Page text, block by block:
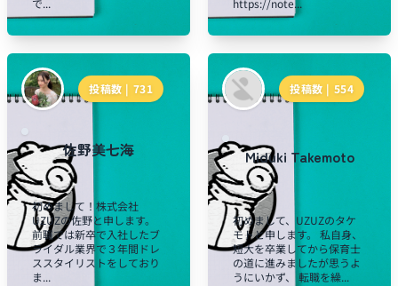
で...
https://note...
投稿数 | 731
佐野美七海
初めまして！株式会社
UZUZの佐野と申します。
前職では新卒で入社したブ
ライダル業界で３年間ドレ
ススタイリストをしており
ま...
投稿数 | 554
Miduki Takemoto
初めまして、UZUZのタケ
モトと申します。 私自身、
短大を卒業してから保育士
の道に進みましたが思うよ
うにいかず、 転職を繰...